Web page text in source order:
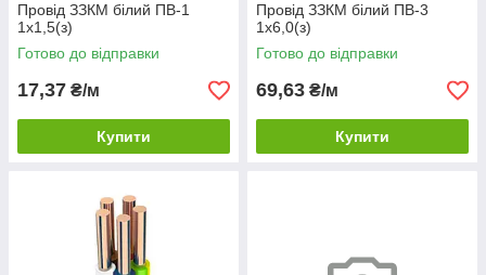
Провід ЗЗКМ білий ПВ-1
1х1,5(з)
Готово до відправки
17,37 ₴/м
Купити
Провід ЗЗКМ білий ПВ-3
1х6,0(з)
Готово до відправки
69,63 ₴/м
Купити